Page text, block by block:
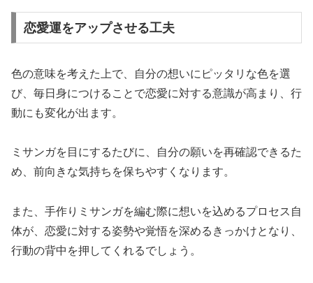
恋愛運をアップさせる工夫
色の意味を考えた上で、自分の想いにピッタリな色を選
び、毎日身につけることで恋愛に対する意識が高まり、行
動にも変化が出ます。
ミサンガを目にするたびに、自分の願いを再確認できるた
め、前向きな気持ちを保ちやすくなります。
また、手作りミサンガを編む際に想いを込めるプロセス自
体が、恋愛に対する姿勢や覚悟を深めるきっかけとなり、
行動の背中を押してくれるでしょう。